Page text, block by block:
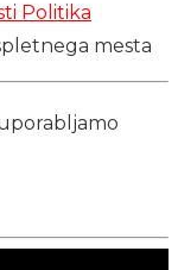
Politika
mesta